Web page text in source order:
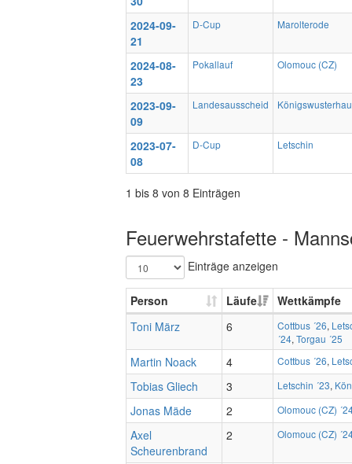
2024-09-
21
D-Cup Marolterode
2024-08-
23
Pokallauf Olomouc (CZ)
2023-09-
09
Landesausscheid
2023-07-
08
D-Cup Letschin
1 bis 8 von 8 Einträgen
Feuerwehrstafette -
Einträge anzeigen
Person Läufe
Wettkämpfe
Toni März
6 Cottbus ´26,
´24, Torgau ´25
Martin Noack 4 Cottbus ´26,
Tobias Gliech 3 Letschin ´23,
Jonas Mäde 2 Olomouc (CZ)
Axel
Scheurenbrand
2 Olomouc (CZ)